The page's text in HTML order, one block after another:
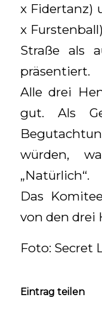
x Fidertanz)
x
Straße als
präsentiert.
Alle drei
gut. Als
würden,
„Natürlich“.
Das
von den drei
Foto: Secret
Eintrag teilen